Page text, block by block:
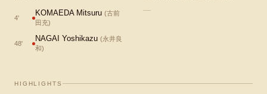
4'
KOMAEDA Mitsuru (古前
田充)
48'
NAGAI Yoshikazu (永井良
和)
—
HIGHLIGHTS